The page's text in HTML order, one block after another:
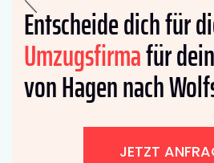
Entscheide dich für
Umzugsfirmafür
von Hagen nach
JETZT